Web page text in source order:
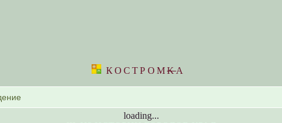
КОСТРОМKА
loading...